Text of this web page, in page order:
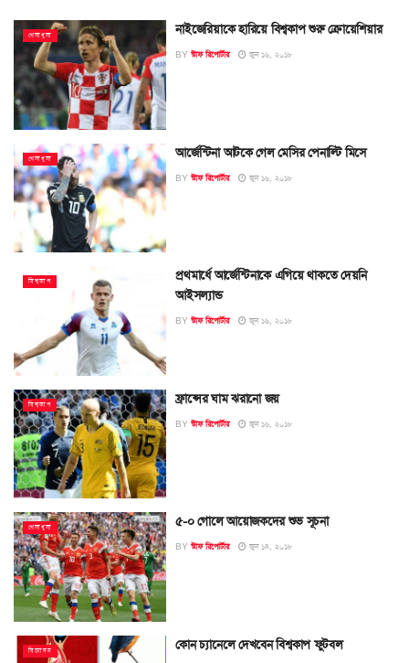
খেলাধুলা নাইজেরিয়াকে হারিয়ে বিশ্বকাপ শুরু ক্রোয়েশিয়ার
BY স্টাফ রিপোর্টার জুন ১৬, ২০১৮
খেলাধুলা আর্জেন্টিনা আটকে গেল মেসির পেনাল্টি মিসে
BY স্টাফ রিপোর্টার জুন ১৬, ২০১৮
বিশ্বকাপ
প্রথমার্ধে আর্জেন্টিনাকে এগিয়ে থাকতে দেয়নি
আইসল্যান্ড
BY স্টাফ রিপোর্টার জুন ১৬, ২০১৮
বিশ্বকাপ ফ্রান্সের ঘাম ঝরানো জয়
BY স্টাফ রিপোর্টার জুন ১৬, ২০১৮
খেলাধুলা ৫-০ গোলে আয়োজকদের শুভ সূচনা
BY স্টাফ রিপোর্টার জুন ১৪, ২০১৮
বিনোদন কোন চ্যানেলে দেখবেন বিশ্বকাপ ফুটবল